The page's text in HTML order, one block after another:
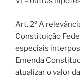
Art. 2º A
Constituição
especiais
Emenda
atualizar o valor